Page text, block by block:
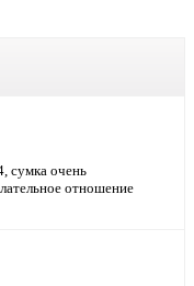
сумка очень
отношение